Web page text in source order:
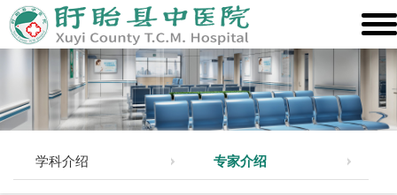
学科介绍 专家介绍